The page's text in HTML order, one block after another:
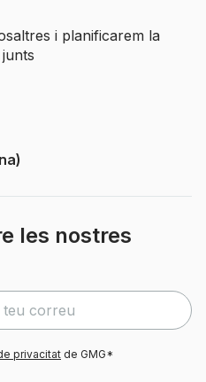
i planificarem la
les nostres
privacitat de GMG*